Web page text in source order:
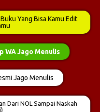
Yang Bisa Kamu Edit
WA Jago Menulis
Jago Menulis
Dari NOL Sampai Naskah